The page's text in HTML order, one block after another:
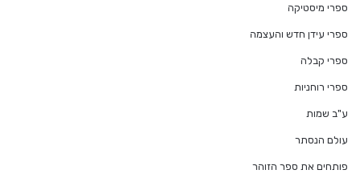
ספרי מיסטיקה
ספרי עידן חדש והעצמה
ספרי קבלה
ספרי רוחניות
ע"ב שמות
עולם הנסתר
פותחים את ספר הזוהר